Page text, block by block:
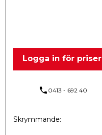
Logga in för priser
phone 0413 - 692 40
Skrymmande